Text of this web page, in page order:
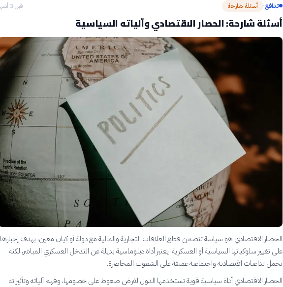
تدافع› أسئلة شارحة قبل 3 أشهر
أسئلة شارحة: الحصار الاقتصادي وآلياته السياسية
الحصار الاقتصادي هو سياسة تتضمن قطع العلاقات التجارية والمالية مع دولة أو كيان معين، بهدف إجبارها
على تغيير سلوكياتها السياسية أو العسكرية. يعتبر أداة دبلوماسية بديلة عن التدخل العسكري المباشر، لكنه
يحمل تداعيات اقتصادية واجتماعية عميقة على الشعوب المحاصرة.
الحصار الاقتصادي أداة سياسية قوية تستخدمها الدول لفرض ضغوط على خصومها، وفهم آلياته وتأثيراته